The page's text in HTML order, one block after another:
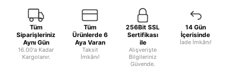
Tüm
Siparişleriniz
Aynı Gün
16.00'a Kadar
Kargolanır.
Tüm
Ürünlerde 6
Aya Varan
Taksit
İmkânı!
256Bit SSL
Sertifikası
ile
Alışverişte
Bilgileriniz
Güvende.
14 Gün
İçerisinde
İade İmkânı!